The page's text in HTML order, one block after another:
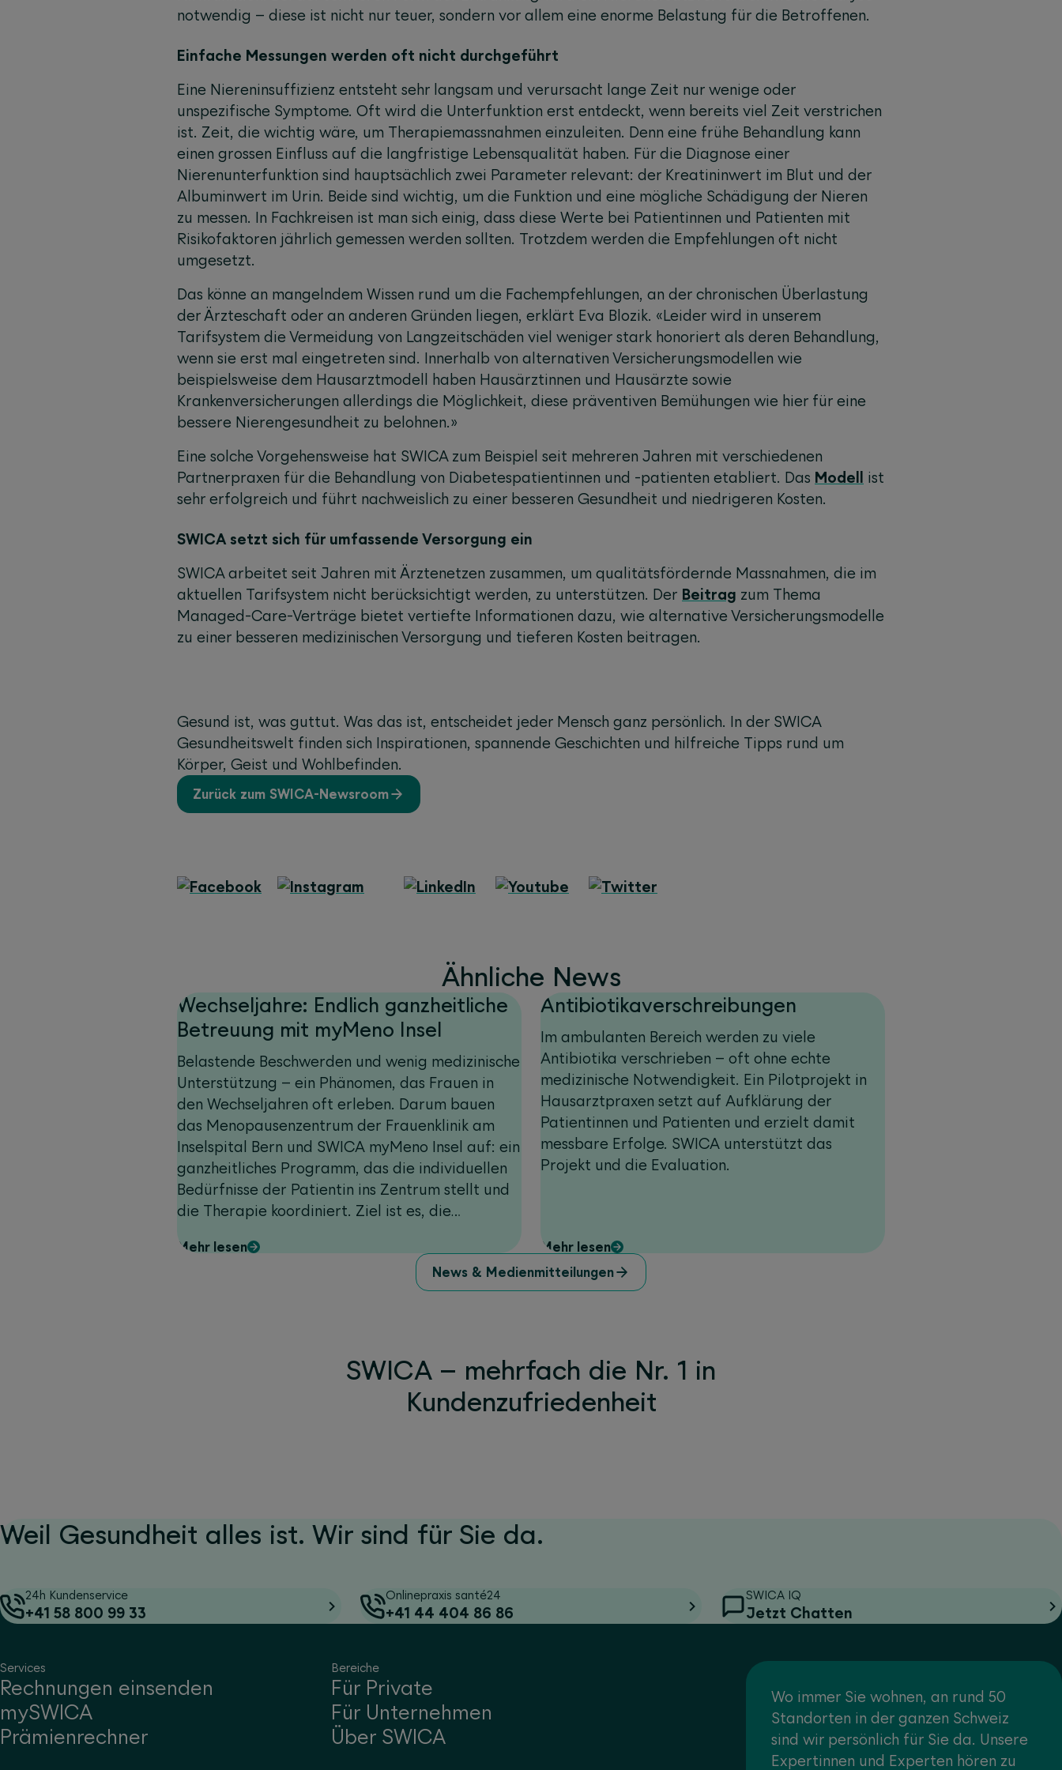
notwendig – diese ist nicht nur teuer, sondern vor allem eine enorme Belastung für die Betroffenen.
Einfache Messungen werden oft nicht durchgeführt
Eine Niereninsuffizienz entsteht sehr langsam und verursacht lange Zeit nur wenige oder
unspezifische Symptome. Oft wird die Unterfunktion erst entdeckt, wenn bereits viel Zeit verstrichen
ist. Zeit, die wichtig wäre, um Therapiemassnahmen einzuleiten. Denn eine frühe Behandlung kann
einen grossen Einfluss auf die langfristige Lebensqualität haben. Für die Diagnose einer
Nierenunterfunktion sind hauptsächlich zwei Parameter relevant: der Kreatininwert im Blut und der
Albuminwert im Urin. Beide sind wichtig, um die Funktion und eine mögliche Schädigung der Nieren
zu messen. In Fachkreisen ist man sich einig, dass diese Werte bei Patientinnen und Patienten mit
Risikofaktoren jährlich gemessen werden sollten. Trotzdem werden die Empfehlungen oft nicht
umgesetzt.
Das könne an mangelndem Wissen rund um die Fachempfehlungen, an der chronischen Überlastung
der Ärzteschaft oder an anderen Gründen liegen, erklärt Eva Blozik. «Leider wird in unserem
Tarifsystem die Vermeidung von Langzeitschäden viel weniger stark honoriert als deren Behandlung,
wenn sie erst mal eingetreten sind. Innerhalb von alternativen Versicherungsmodellen wie
beispielsweise dem Hausarztmodell haben Hausärztinnen und Hausärzte sowie
Krankenversicherungen allerdings die Möglichkeit, diese präventiven Bemühungen wie hier für eine
bessere Nierengesundheit zu belohnen.»
Eine solche Vorgehensweise hat SWICA zum Beispiel seit mehreren Jahren mit verschiedenen
Partnerpraxen für die Behandlung von Diabetespatientinnen und -patienten etabliert. Das Modell
ist
sehr erfolgreich und führt nachweislich zu einer besseren Gesundheit und niedrigeren Kosten.
SWICA setzt sich für umfassende Versorgung ein
SWICA arbeitet seit Jahren mit Ärztenetzen zusammen, um qualitätsfördernde Massnahmen, die im
aktuellen Tarifsystem nicht berücksichtigt werden, zu unterstützen. Der Beitrag zum Thema
Managed-Care-Verträge bietet vertiefte Informationen dazu, wie alternative Versicherungsmodelle
zu einer besseren medizinischen Versorgung und tieferen Kosten beitragen.
Gesund ist, was guttut. Was das ist, entscheidet jeder Mensch ganz persönlich. In der SWICA
Gesundheitswelt finden sich Inspirationen, spannende Geschichten und hilfreiche Tipps rund um
Körper, Geist und Wohlbefinden.
Zurück zum SWICA-Newsroom
Ähnliche News
Wechseljahre: Endlich ganzheitliche
Betreuung mit myMeno Insel
Belastende Beschwerden und wenig medizinische
Unterstützung – ein Phänomen, das Frauen in
den Wechseljahren oft erleben. Darum bauen
das Menopausenzentrum der Frauenklinik am
Inselspital Bern und SWICA myMeno Insel auf: ein
ganzheitliches Programm, das die individuellen
Bedürfnisse der Patientin ins Zentrum stellt und
die Therapie koordiniert. Ziel ist es, die
und Langzeitfolgen vorzubeugen.
Mehr lesen
Antibiotikaverschreibungen
Im ambulanten Bereich werden zu viele
Antibiotika verschrieben – oft ohne echte
medizinische Notwendigkeit. Ein Pilotprojekt in
Hausarztpraxen setzt auf Aufklärung der
Patientinnen und Patienten und erzielt damit
messbare Erfolge. SWICA unterstützt das
Projekt und die Evaluation.
Mehr lesen
News & Medienmitteilungen
SWICA – mehrfach die Nr. 1 in
Kundenzufriedenheit
Weil Gesundheit alles ist. Wir sind für Sie da.
24h Kundenservice
+41 58 800 99 33
Onlinepraxis santé24
+41 44 404 86 86
SWICA IQ
Jetzt Chatten
Services
Rechnungen einsenden
mySWICA
Prämienrechner
Bereiche
Für Private
Für Unternehmen
Über SWICA
Wo immer Sie wohnen, an rund 50
Standorten in der ganzen Schweiz
sind wir persönlich für Sie da. Unsere
Expertinnen und Experten hören zu